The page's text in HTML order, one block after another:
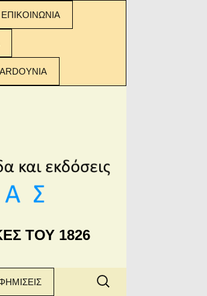
ΕΠΙΚΟΙΝΩΝΙΑ
ΤΟΥ 1826
Αναζήτηση
για: